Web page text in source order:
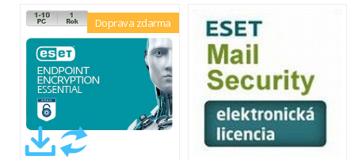
Doprava zdarma